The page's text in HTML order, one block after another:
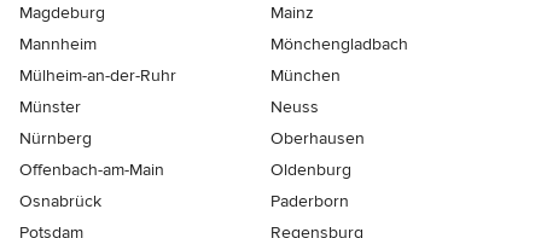
Magdeburg
Mainz
Mannheim
Mönchen­gladbach
Mülheim-an-der-Ruhr
München
Münster
Neuss
Nürnberg
Oberhausen
Offenbach-am-Main
Oldenburg
Osnabrück
Paderborn
Potsdam
Regensburg